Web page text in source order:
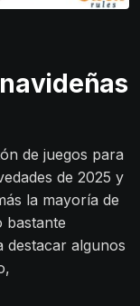
de juegos para
de 2025 y
la mayoría de
bastante
destacar algunos